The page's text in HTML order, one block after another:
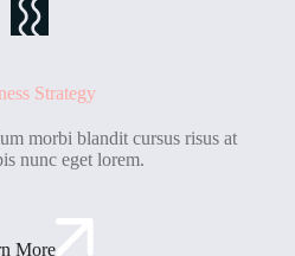
Strategy
morbi blandit cursus risus at
nunc eget lorem.
More